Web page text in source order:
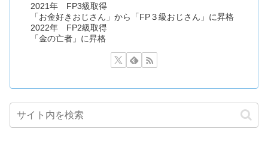
2021年 FP3級取得
「お金好きおじさん」から「FP３級おじさん」に昇格
2022年 FP2級取得
「金の亡者」に昇格